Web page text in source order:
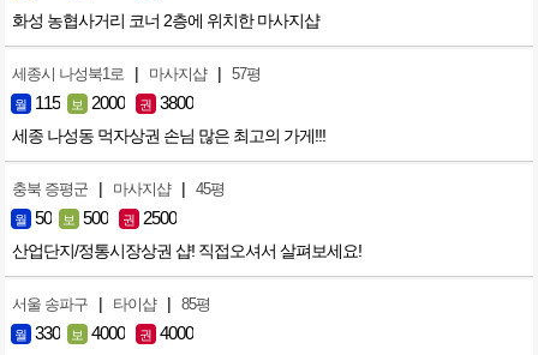
화성 농협사거리 코너 2층에 위치한 마사지샵
세종시 나성북1로 | 마사지샵 | 57평
월 115 보 2000 권 3800
세종 나성동 먹자상권 손님 많은 최고의 가게!!!
충북 증평군 | 마사지샵 | 45평
월 50 보 500 권 2500
산업단지/정통시장상권 샵! 직접오셔서 살펴보세요!
서울 송파구 | 타이샵 | 85평
월 330 보 4000 권 4000